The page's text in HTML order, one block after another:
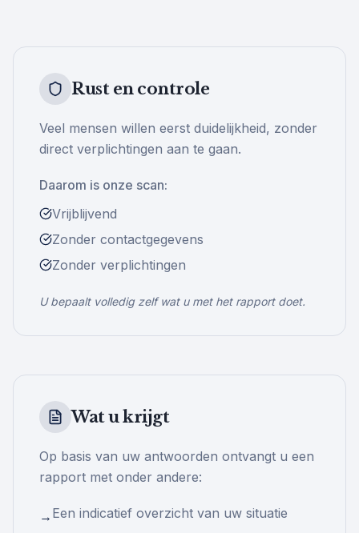
Rust en controle
Veel mensen willen eerst duidelijkheid, zonder
direct verplichtingen aan te gaan.
Daarom is onze scan:
Vrijblijvend
Zonder contactgegevens
Zonder verplichtingen
U bepaalt volledig zelf wat u met het rapport doet.
Wat u krijgt
Op basis van uw antwoorden ontvangt u een
rapport met onder andere:
→ Een indicatief overzicht van uw situatie